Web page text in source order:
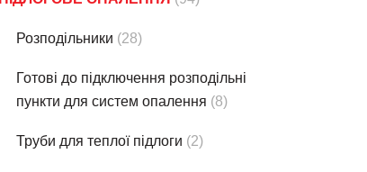
Розподільники (28)
Готові до підключення розподільні
пункти для систем опалення (8)
Труби для теплої підлоги (2)